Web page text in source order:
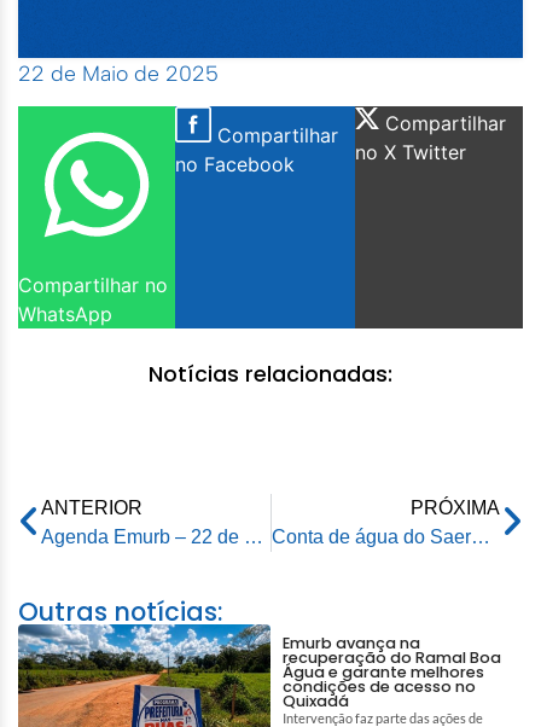
22 de Maio de 2025
Compartilhar no
WhatsApp
Compartilhar
no Facebook
Compartilhar
no X Twitter
Notícias relacionadas:
ANTERIOR
Agenda Emurb – 22 de maio de 2025
PRÓXIMA
Conta de água do Saerb ganha novo visual para facilitar acesso e compreensão das informações
Outras notícias:
Emurb avança na
recuperação do Ramal Boa
Água e garante melhores
condições de acesso no
Quixadá
Intervenção faz parte das ações de